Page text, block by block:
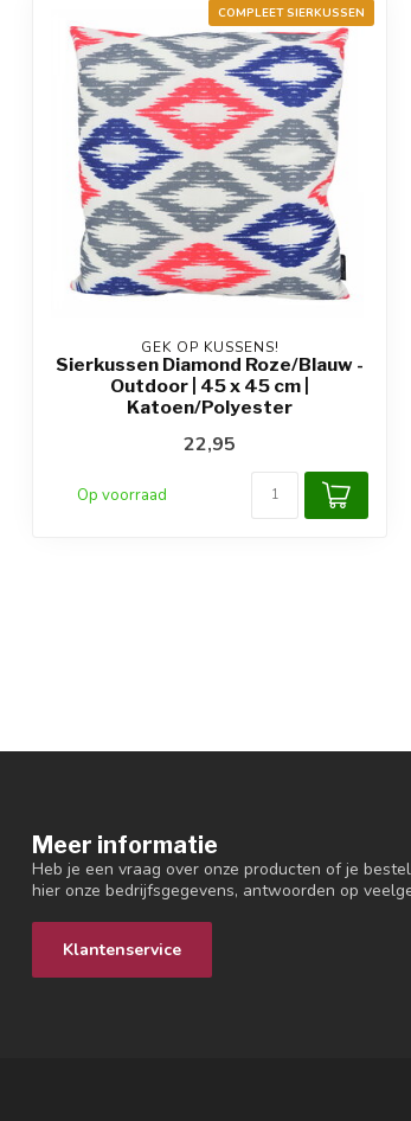
COMPLEET SIERKUSSEN
GEK OP KUSSENS!
Sierkussen Diamond Roze/Blauw -
Outdoor | 45 x 45 cm |
Katoen/Polyester
22,95
Op voorraad
Meer informatie
Heb je een vraag over onze producten of je
hier onze bedrijfsgegevens, antwoorden op
Klantenservice